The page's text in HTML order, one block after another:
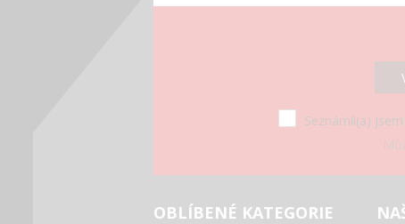
Seznámil(a)
OBLÍBENÉ KATEGORIE